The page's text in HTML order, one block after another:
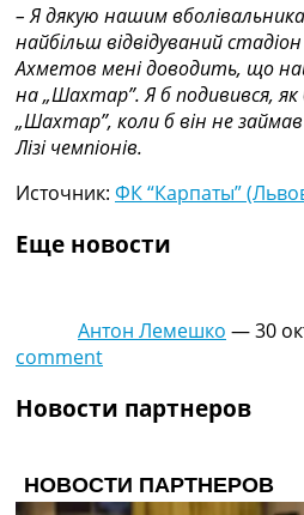
– Я дякую нашим
найбільш відвідуваний
Ахметов мені доводить, що
на „Шахтар”. Я б подивився,
„Шахтар”, коли б він не займав
Лізі чемпіонів.
Источник: ФК “Карпаты”
Еще новости
Антон Лемешко —30
comment
Новости партнеров